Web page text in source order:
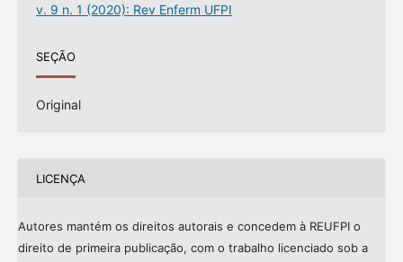
v. 9 n. 1 (2020): Rev Enferm UFPI
SEÇÃO
Original
LICENÇA
Autores mantém os direitos autorais e concedem à REUFPI o
direito de primeira publicação, com o trabalho licenciado sob a